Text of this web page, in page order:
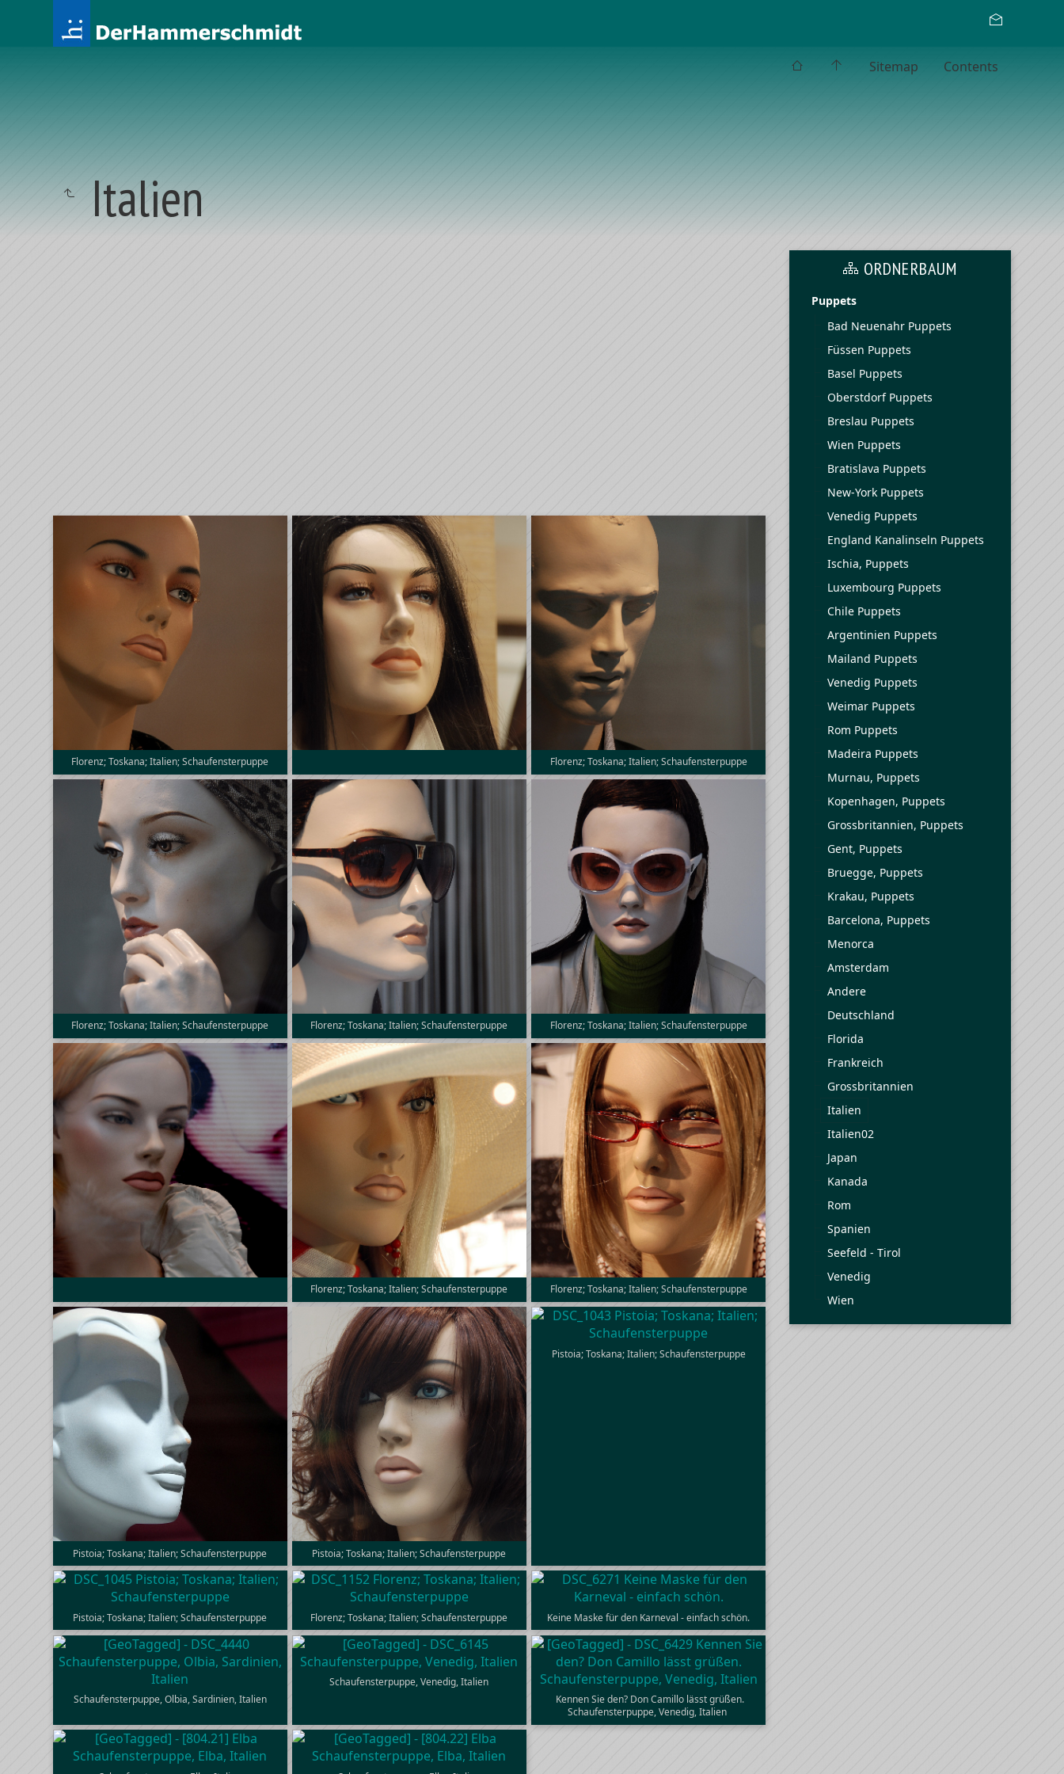
Sitemap Contents
Italien
Florenz; Toskana; Italien; Schaufensterpuppe Florenz; Toskana; Italien; Schaufensterpuppe
Florenz; Toskana; Italien; Schaufensterpuppe Florenz; Toskana; Italien; Schaufensterpuppe Florenz; Toskana; Italien; Schaufensterpuppe
Florenz; Toskana; Italien; Schaufensterpuppe Florenz; Toskana; Italien; Schaufensterpuppe
Pistoia; Toskana; Italien; Schaufensterpuppe Pistoia; Toskana; Italien; Schaufensterpuppe
Pistoia; Toskana; Italien; Schaufensterpuppe
Pistoia; Toskana; Italien; Schaufensterpuppe Florenz; Toskana; Italien; Schaufensterpuppe Keine Maske für den Karneval - einfach schön.
Schaufensterpuppe, Olbia, Sardinien, Italien
Schaufensterpuppe, Venedig, Italien
Kennen Sie den? Don Camillo lässt grüßen.
Schaufensterpuppe, Venedig, Italien
ORDNERBAUM
Puppets
Bad Neuenahr Puppets
Füssen Puppets
Basel Puppets
Oberstdorf Puppets
Breslau Puppets
Wien Puppets
Bratislava Puppets
New-York Puppets
Venedig Puppets
England Kanalinseln Puppets
Ischia, Puppets
Luxembourg Puppets
Chile Puppets
Argentinien Puppets
Mailand Puppets
Venedig Puppets
Weimar Puppets
Rom Puppets
Madeira Puppets
Murnau, Puppets
Kopenhagen, Puppets
Grossbritannien, Puppets
Gent, Puppets
Bruegge, Puppets
Krakau, Puppets
Barcelona, Puppets
Menorca
Amsterdam
Andere
Deutschland
Florida
Frankreich
Grossbritannien
Italien
Italien02
Japan
Kanada
Rom
Spanien
Seefeld - Tirol
Venedig
Wien